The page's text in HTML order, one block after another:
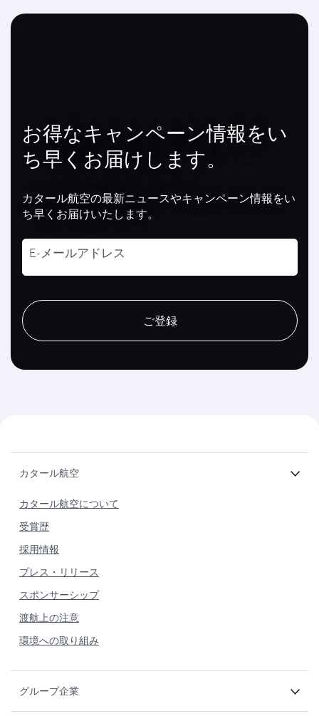
お得なキャンペーン情報をい
ち早くお届けします。
カタール航空の最新ニュースやキャンペーン情報をい
ち早くお届けいたします。
E-メールアドレス
ご登録
カタール航空
カタール航空について
受賞歴
採用情報
プレス・リリース
スポンサーシップ
渡航上の注意
環境への取り組み
グループ企業